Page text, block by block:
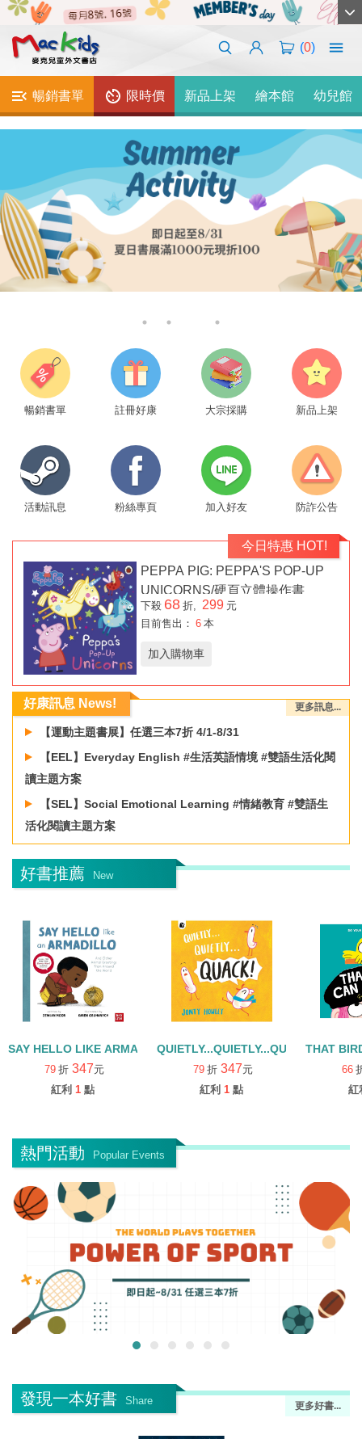
(0)
暢銷書單 限時價 新品上架 繪本館 幼兒館
暢銷書單 註冊好康 大宗採購 新品上架
活動訊息 粉絲專頁 加入好友 防詐公告
今日特惠 HOT!
PEPPA PIG: PEPPA'S POP-UP
UNICORNS/硬頁立體操作書
下殺 68 折, 299 元
目前售出： 6 本
加入購物車
好康訊息 News! 更多訊息...
【運動主題書展】任選三本7折 4/1-8/31
【EEL】Everyday English #生活英語情境 #雙語生活化閱
讀主題方案
【SEL】Social Emotional Learning #情緒教育 #雙語生
活化閱讀主題方案
好書推薦 New
SAY HELLO LIKE ARMADILLO+QR CODE
79 折 347元
紅利 1 點
QUIETLY...QUIETLY...QUACK
79 折 347元
紅利 1 點
THAT
66
紅
熱門活動 Popular Events
發現一本好書 Share 更多好書...